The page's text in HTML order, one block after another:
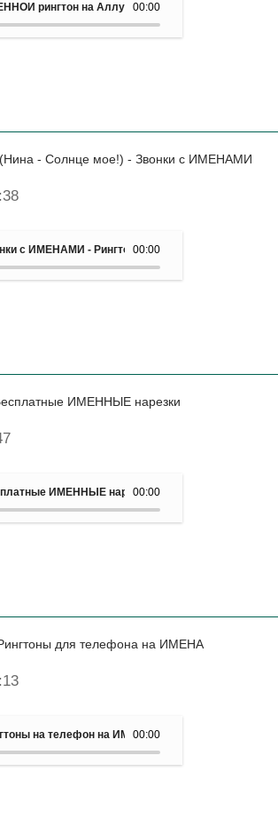
00:00
рингтон на Аллу - Реалтон на ИМЯ Алла
(Нина - Солнце мое!) - Звонки с ИМЕНАМИ
00:00
с ИМЕНАМИ - Рингтон на Нину (Нина - Солнце
ИМЕННЫЕ нарезки
00:00
ИМЕННЫЕ нарезки - Николай-Коля
для телефона на ИМЕНА
00:00
на телефон на ИМЕНА - Катя-Катерина